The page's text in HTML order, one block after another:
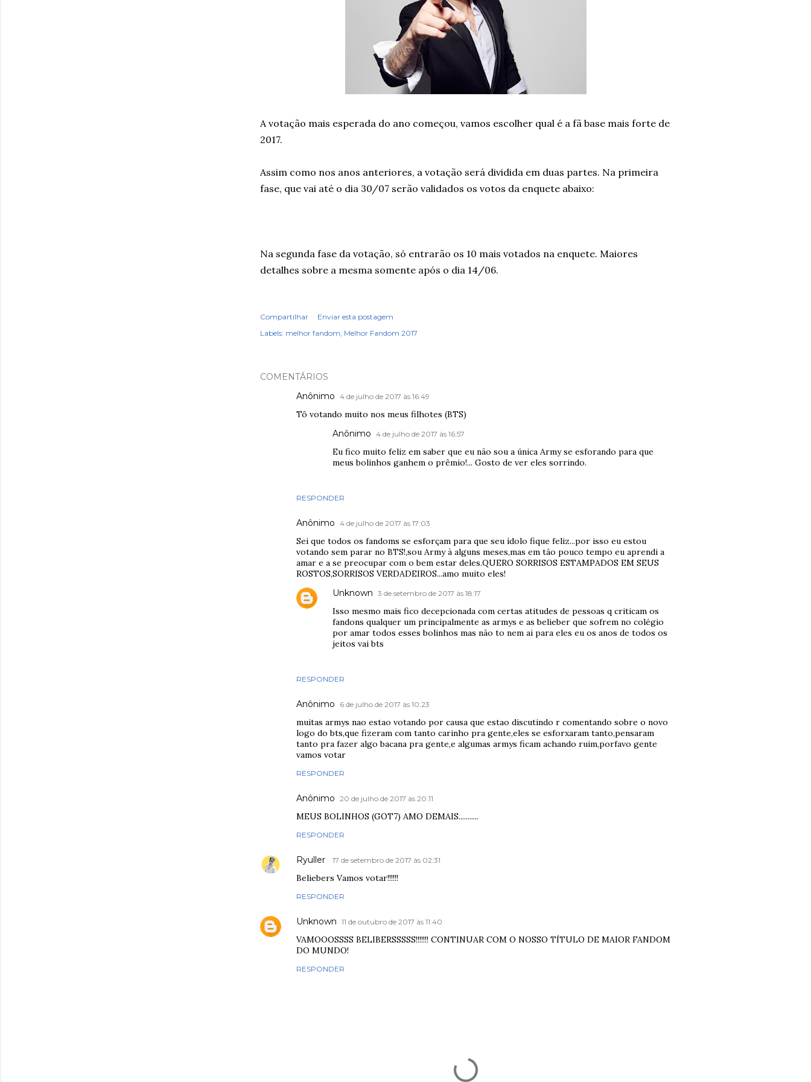
A votação mais esperada do ano começou, vamos escolher qual é a fã base mais forte de
2017.
Assim como nos anos anteriores, a votação será dividida em duas partes. Na primeira
fase, que vai até o dia 30/07 serão validados os votos da enquete abaixo:
Na segunda fase da votação, só entrarão os 10 mais votados na enquete. Maiores
detalhes sobre a mesma somente após o dia 14/06.
Compartilhar
Enviar esta postagem
Labels: melhor fandom Melhor Fandom 2017
COMENTÁRIOS
Anônimo 4 de julho de 2017 às 16:49
Tô votando muito nos meus filhotes (BTS)
RESPONDER
Anônimo 4 de julho de 2017 às 16:57
Eu fico muito feliz em saber que eu não sou a única Army se esforando para que
meus bolinhos ganhem o prêmio!... Gosto de ver eles sorrindo.
Anônimo 4 de julho de 2017 às 17:03
Sei que todos os fandoms se esforçam para que seu ídolo fique feliz...por isso eu estou
votando sem parar no BTS!,sou Army à alguns meses,mas em tão pouco tempo eu aprendi a
amar e a se preocupar com o bem estar deles.QUERO SORRISOS ESTAMPADOS EM SEUS
ROSTOS,SORRISOS VERDADEIROS...amo muito eles!
RESPONDER
Unknown 3 de setembro de 2017 às 18:17
Isso mesmo mais fico decepcionada com certas atitudes de pessoas q criticam os
fandons qualquer um principalmente as armys e as belieber que sofrem no colégio
por amar todos esses bolinhos mas não to nem ai para eles eu os anos de todos os
jeitos vai bts
Anônimo 6 de julho de 2017 às 10:23
muitas armys nao estao votando por causa que estao discutindo r comentando sobre o novo
logo do bts,que fizeram com tanto carinho pra gente,eles se esforxaram tanto,pensaram
tanto pra fazer algo bacana pra gente,e algumas armys ficam achando ruim,porfavo gente
vamos votar
RESPONDER
Anônimo 20 de julho de 2017 às 20:11
MEUS BOLINHOS (GOT7) AMO DEMAIS...........
RESPONDER
Ryuller 17 de setembro de 2017 às 02:31
Beliebers Vamos votar!!!!!!
RESPONDER
Unknown 11 de outubro de 2017 às 11:40
VAMOOOSSSS BELIBERSSSSS!!!!!!! CONTINUAR COM O NOSSO TÍTULO DE MAIOR FANDOM
DO MUNDO!
RESPONDER